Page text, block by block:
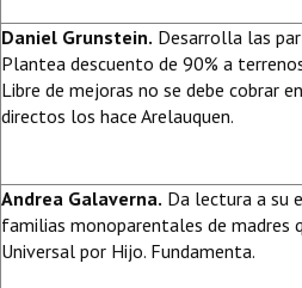
Daniel Grunstein. Desarrolla las
Plantea descuento de 90% a
Libre de mejoras no se debe cobrar
directos los hace Arelauquen.
Andrea Galaverna. Da lectura a su
familias monoparentales de madres
Universal por Hijo. Fundamenta.